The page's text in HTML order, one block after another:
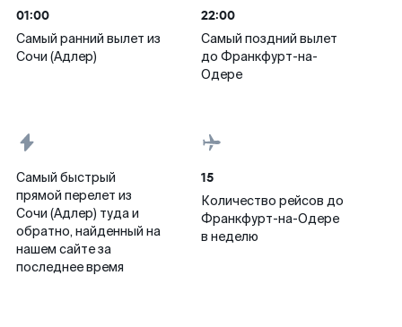
01:00
Самый ранний вылет из
Сочи (Адлер)
22:00
Самый поздний вылет
до Франкфурт-на-
Одере
Самый быстрый
прямой перелет из
Сочи (Адлер) туда и
обратно, найденный на
нашем сайте за
последнее время
15
Количество рейсов до
Франкфурт-на-Одере
в неделю